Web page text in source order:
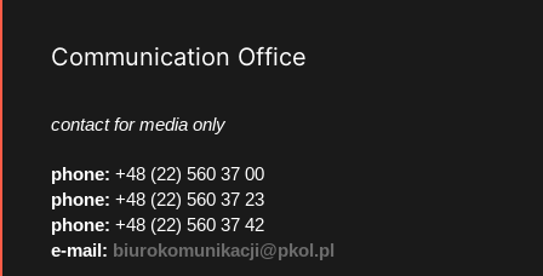
Communication Office
contact for media only
phone: +48 (22) 560 37 00
phone: +48 (22) 560 37 23
phone: +48 (22) 560 37 42
e-mail: biurokomunikacji@pkol.pl